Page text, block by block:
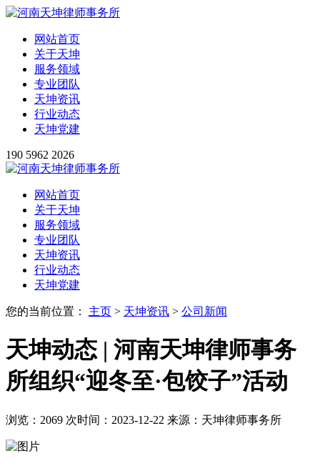
网站首页
关于天坤
服务领域
专业团队
天坤资讯
行业动态
天坤党建
190 5962 2026
网站首页
关于天坤
服务领域
专业团队
天坤资讯
行业动态
天坤党建
您的当前位置： 主页 > 天坤资讯 > 公司新闻
天坤动态 | 河南天坤律师事务
所组织“迎冬至·包饺子”活动
浏览：2069 次时间：2023-12-22 来源：天坤律师事务所